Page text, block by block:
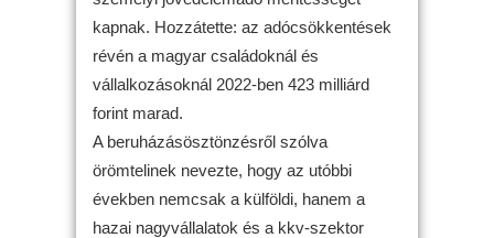
kapnak. Hozzátette: az adócsökkentések
révén a magyar családoknál és
vállalkozásoknál 2022-ben 423 milliárd
forint marad.
A beruházásösztönzésről szólva
örömtelinek nevezte, hogy az utóbbi
években nemcsak a külföldi, hanem a
hazai nagyvállalatok és a kkv-szektor